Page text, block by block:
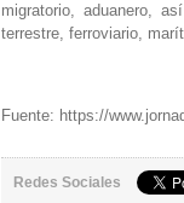
migratorio, aduanero,
terrestre, ferroviario,
Fuente: https://
Redes Sociales